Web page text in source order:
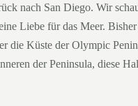
nach San Diego. Wir
Liebe für das Meer.
die Küste der Olympic
der Peninsula, diese